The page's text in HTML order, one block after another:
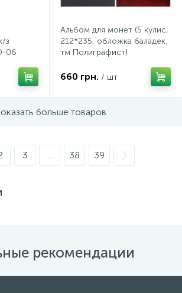
з
06
Альбом для монет (5 кулис,
212*235, обложка баладек;
тм Полиграфист)
660 грн. / шт
больше товаров
3 ... 38 39
рекомендации